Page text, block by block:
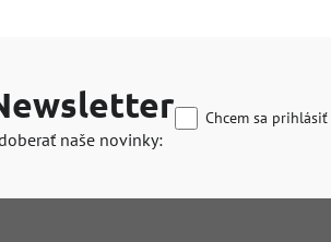
naše novinky:
Chcem sa